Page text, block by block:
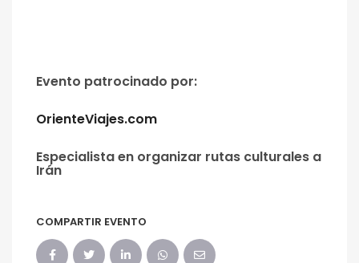
Evento patrocinado por:
OrienteViajes.com
Especialista en organizar rutas culturales a
Irán
COMPARTIR EVENTO